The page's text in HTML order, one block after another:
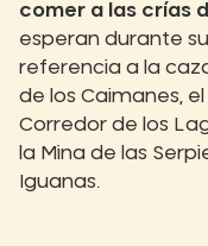
comer a las crías
esperan durante
referencia a la
de los Caimanes,
Corredor de los
la Mina de las
Iguanas.